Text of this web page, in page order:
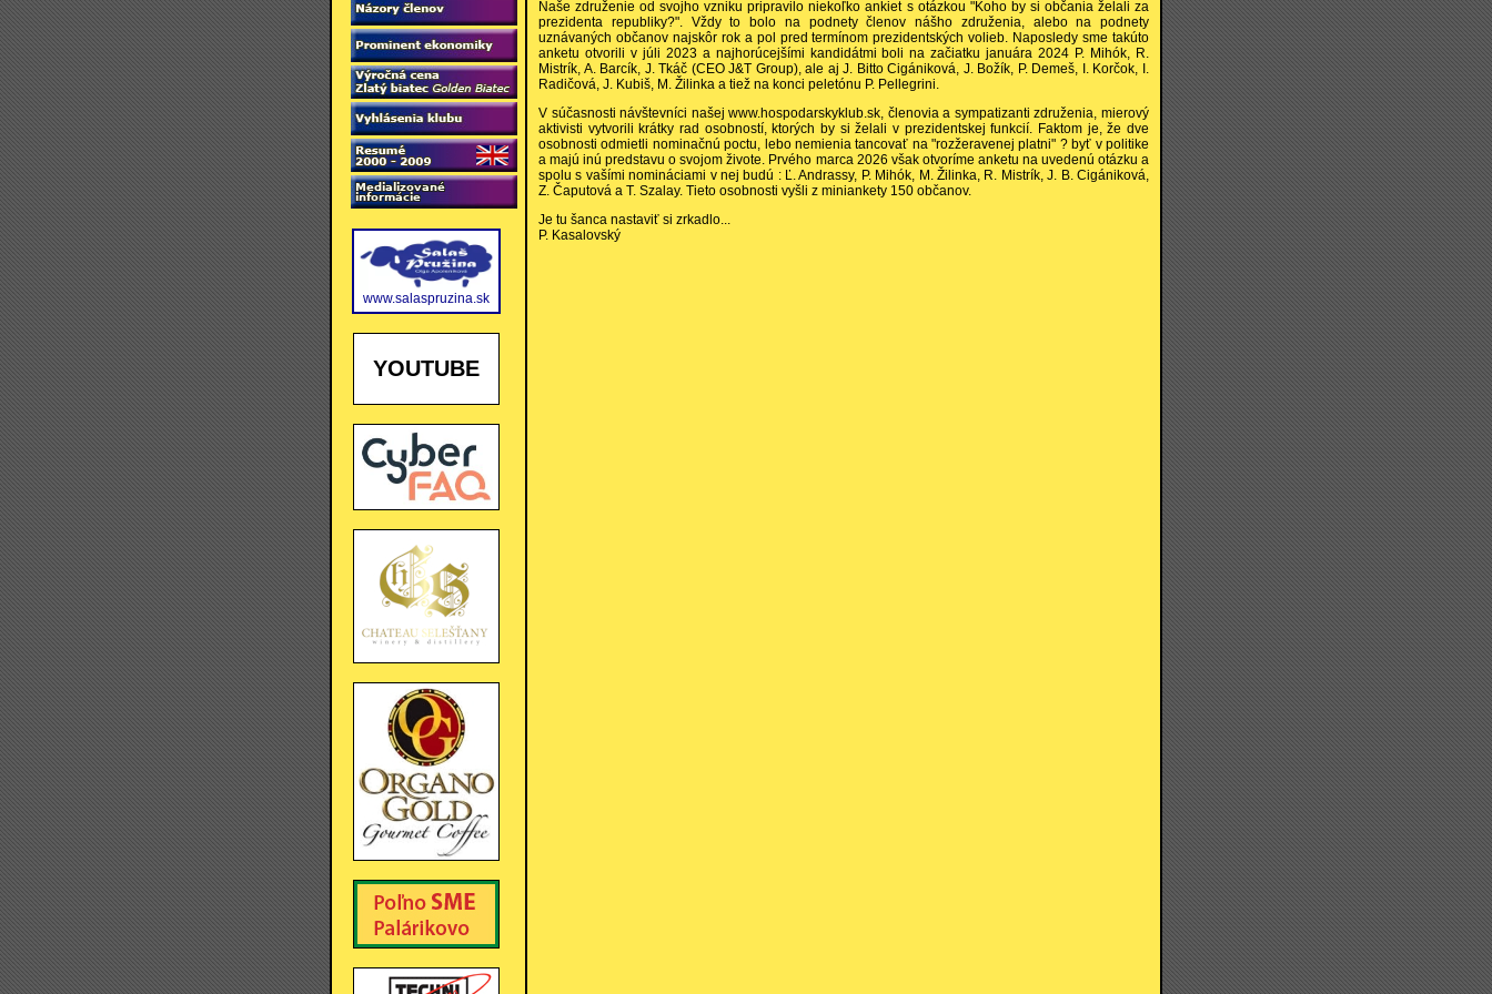
www.salaspruzina.sk
YOUTUBE
Naše združenie od svojho vzniku pripravilo niekoľko ankiet s otázkou "Koho by si občania želali za
prezidenta republiky?". Vždy to bolo na podnety členov nášho združenia, alebo na podnety
uznávaných občanov najskôr rok a pol pred termínom prezidentských volieb. Naposledy sme takúto
anketu otvorili v júli 2023 a najhorúcejšími kandidátmi boli na začiatku januára 2024 P. Mihók, R.
Mistrík, A. Barcík, J. Tkáč (CEO J&T Group), ale aj J. Bitto Cigániková, J. Božík, P. Demeš, I. Korčok, I.
Radičová, J. Kubiš, M. Žilinka a tiež na konci peletónu P. Pellegrini.
V súčasnosti návštevníci našej www.hospodarskyklub.sk, členovia a sympatizanti združenia, mierový
aktivisti vytvorili krátky rad osobností, ktorých by si želali v prezidentskej funkcií. Faktom je, že dve
osobnosti odmietli nominačnú poctu, lebo nemienia tancovať na "rozžeravenej platni" ? byť v politike
a majú inú predstavu o svojom živote. Prvého marca 2026 však otvoríme anketu na uvedenú otázku a
spolu s vašími nomináciami v nej budú : Ľ. Andrassy, P. Mihók, M. Žilinka, R. Mistrík, J. B. Cigániková,
Z. Čaputová a T. Szalay. Tieto osobnosti vyšli z miniankety 150 občanov.
Je tu šanca nastaviť si zrkadlo...
P. Kasalovský